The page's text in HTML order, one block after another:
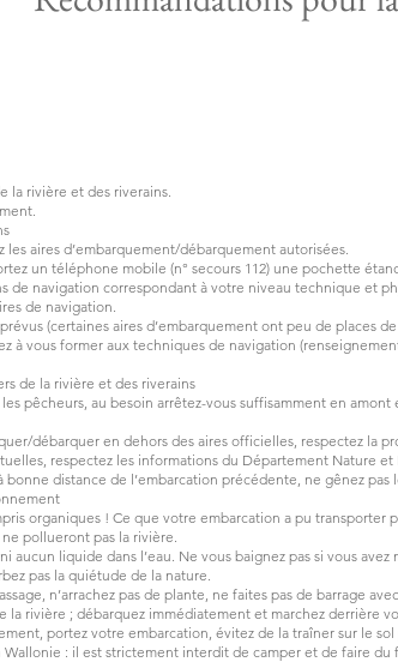
la rivière et des riverains.
aires d’embarquement/débarquement autorisées.
un téléphone mobile (n° secours 112) une pochette
de navigation correspondant à votre niveau technique et
de navigation.
(certaines aires d’embarquement ont peu de places
à vous former aux techniques de navigation
de la rivière et des riverains
pêcheurs, au besoin arrêtez-vous suffisamment en
débarquer en dehors des aires officielles, respectez la
respectez les informations du Département Nature
bonne distance de l’embarcation précédente, ne gênez pas
organiques ! Ce que votre embarcation a pu
pollueront pas la rivière.
aucun liquide dans l’eau. Ne vous baignez pas si vous avez
pas la quiétude de la nature.
n’arrachez pas de plante, ne faites pas de barrage
rivière ; débarquez immédiatement et marchez derrière
portez votre embarcation, évitez de la traîner sur le
: il est strictement interdit de camper et de faire du